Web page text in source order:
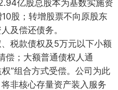
亿股总股本为基数实施资
股；转增股票不向原股东
及偿还债务。
税款债权及5万元以下小额
偿；大额普通债权人通
”组合方式受偿。公司为此
非核心存量资产装入服务